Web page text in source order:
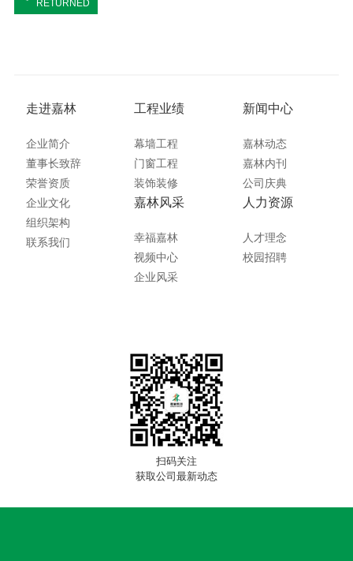
RETURNED
走进嘉林
企业简介
董事长致辞
荣誉资质
企业文化
组织架构
联系我们
工程业绩
幕墙工程
门窗工程
装饰装修
新闻中心
嘉林动态
嘉林内刊
公司庆典
嘉林风采
幸福嘉林
视频中心
企业风采
人力资源
人才理念
校园招聘
扫码关注
获取公司最新动态